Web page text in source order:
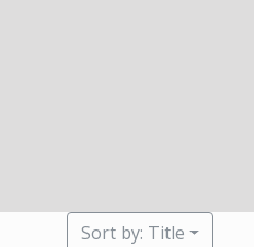
Sort by: Title